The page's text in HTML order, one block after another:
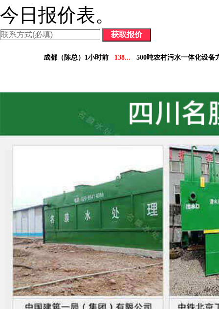
今日报价表。
成都（陈总）1小时前 138... 500吨农村污水一体化设备
136... 5吨小型污水处理设备
凉山州（李经理）2个小时前 137... 30吨医疗污水处理设
广安（祝总）10分钟前 155... 1000吨污水处理厂咨
10吨豆制品污水一体化设
50吨养猪污水处理报价
成都（吴经理）1天前 159... 100吨脱硫污水处理设备报
泸州（朱经理）5天前 182... 30吨生活污水处理设备合